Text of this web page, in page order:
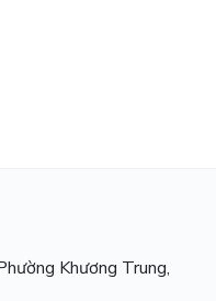
Khương Trung,